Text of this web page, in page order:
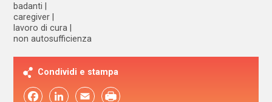
badanti
caregiver
lavoro di cura
non autosufficienza
Condividi e stampa
FacebookLinkedIn Email